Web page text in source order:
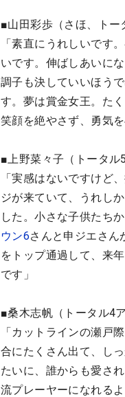
■山田彩歩（さほ、トー
「素直にうれしいです
いです。伸ばしあいに
調子も決していいほう
す。夢は賞金女王。た
笑顔を絶やさず、勇気
■上野菜々子（トータル
「実感はないですけど
ジが来ていて、うれし
した。小さな子供たち
ウン6さんと申ジエさん
をトップ通過して、来
です」
■桑木志帆（トータル4
「カットラインの瀬戸
合にたくさん出て、し
たいに、誰からも愛さ
流プレーヤーになれるよ